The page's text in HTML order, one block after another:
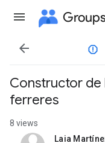

Constructor de
ferreres
8 views
Laia